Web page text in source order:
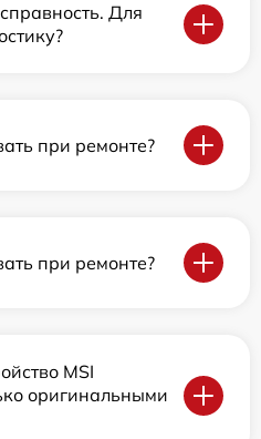
Для
при ремонте?
при ремонте?
MSI
оригинальными